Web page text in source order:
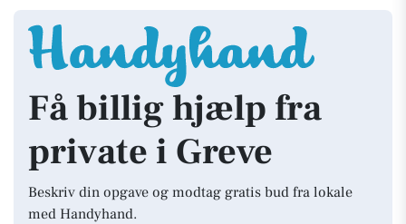
Få billig hjælp fra
private i Greve
Beskriv din opgave og modtag gratis bud fra lokale
med Handyhand.